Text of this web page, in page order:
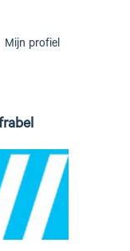
Mijn profiel